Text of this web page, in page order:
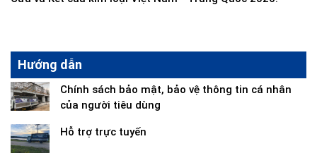
Hướng dẫn
Chính sách bảo mật, bảo vệ thông tin cá nhân
của người tiêu dùng
Hỗ trợ trực tuyến